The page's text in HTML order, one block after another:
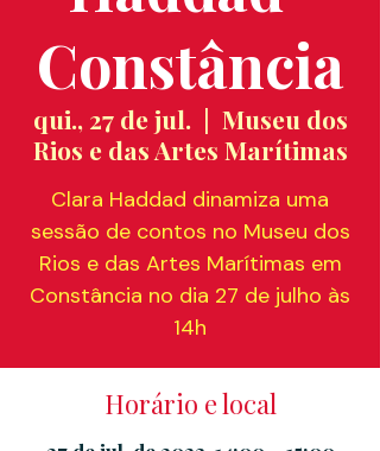
Constância
qui., 27 de jul.
  |
Museu dos
Rios e das Artes Marítimas
Clara Haddad dinamiza uma
sessão de contos no Museu dos
Rios e das Artes Marítimas em
Constância no dia 27 de julho às
14h
Horário e local